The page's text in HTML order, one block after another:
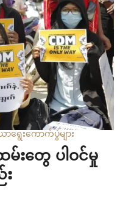
ာရွေးကောက်ပွဲများ
းတွေ ပါဝင်မှု
း